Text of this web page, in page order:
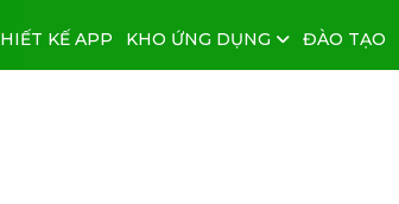
KẾ APP KHO ỨNG DỤNG ĐÀO TẠO